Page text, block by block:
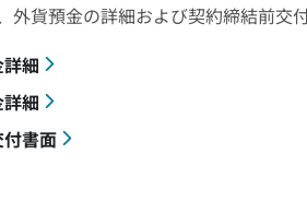
外貨預金の詳細および契約締結前交
細
細
書面